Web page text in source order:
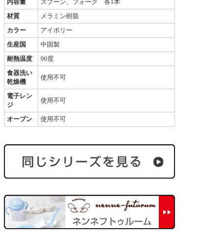
内容量
スプーン、フォーク 各1本
材質
メラミン樹脂
カラー
アイボリー
生産国
中国製
耐熱温度
90度
食器洗い
乾燥機
使用不可
電子レン
ジ
使用不可
オーブン 使用不可